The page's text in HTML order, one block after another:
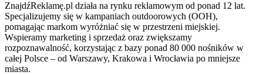
ZnajdźReklamę.pl działa na rynku reklamowym od ponad 12 lat.
Specjalizujemy się w kampaniach outdoorowych (OOH),
pomagając markom wyróżniać się w przestrzeni miejskiej.
Wspieramy marketing i sprzedaż oraz zwiększamy
rozpoznawalność, korzystając z bazy ponad 80 000 nośników w
całej Polsce – od Warszawy, Krakowa i Wrocławia po mniejsze
miasta.